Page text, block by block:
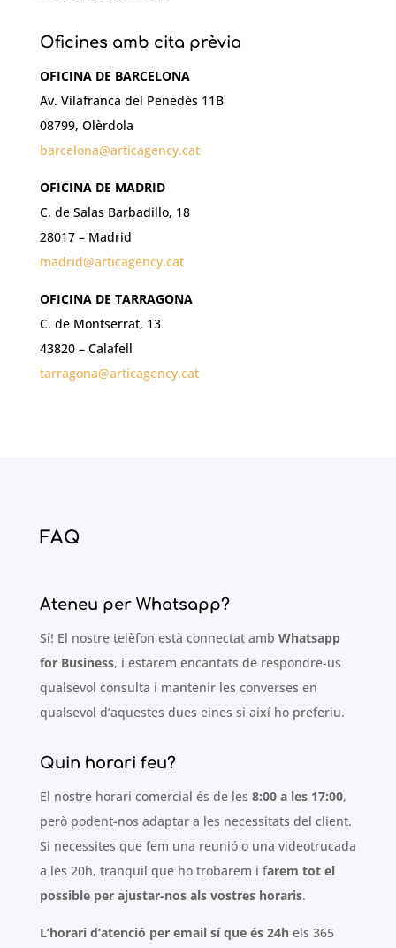
Oficines amb cita prèvia
OFICINA DE BARCELONA
Av. Vilafranca del Penedès 11B
08799, Olèrdola
barcelona@articagency.cat
OFICINA DE MADRID
C. de Salas Barbadillo, 18
28017 – Madrid
madrid@articagency.cat
OFICINA DE TARRAGONA
C. de Montserrat, 13
43820 – Calafell
tarragona@articagency.cat
FAQ
Ateneu per Whatsapp?
Sí! El nostre telèfon està connectat amb Whatsapp
for Business, i estarem encantats de respondre-us
qualsevol consulta i mantenir les converses en
qualsevol d’aquestes dues eines si així ho preferiu.
Quin horari feu?
El nostre horari comercial és de les 8:00 a les 17:00,
però podent-nos adaptar a les necessitats del client.
Si necessites que fem una reunió o una videotrucada
a les 20h, tranquil que ho trobarem i farem tot el
possible per ajustar-nos als vostres horaris.
L’horari d’atenció per email sí que és 24h els 365